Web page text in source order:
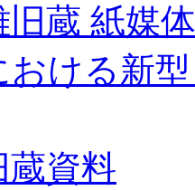
旧蔵 紙媒
おける新
蔵資料